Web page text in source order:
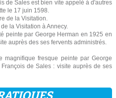
de Sales est bien vite appelé à d'autres
le 17 juin 1598.
de la Visitation.
la Visitation à Annecy.
peinte par George Herman en 1925 en
auprès des ses fervents administrés.
magnifique fresque peinte par George
de Sales : visite auprès de ses